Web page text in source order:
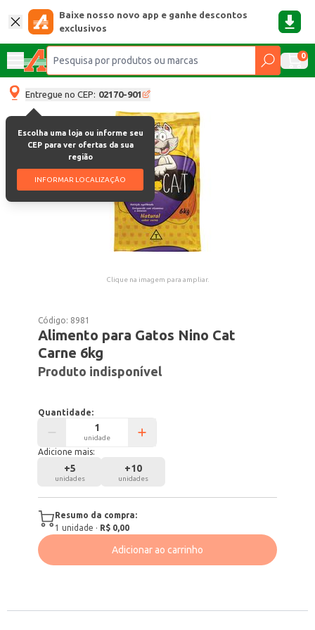
Baixe nosso novo app e ganhe descontos
exclusivos
0
Entregue no CEP: 02170-901
Escolha uma loja ou informe seu
CEP para ver ofertas da sua
região
INFORMAR LOCALIZAÇÃO
Clique na imagem para ampliar.
Código: 8981
Alimento para Gatos Nino Cat
Carne 6kg
Produto indisponível
Quantidade:
unidade
Adicione mais:
+5
unidades
+10
unidades
Resumo da compra:
1 unidade · R$ 0,00
Adicionar ao carrinho